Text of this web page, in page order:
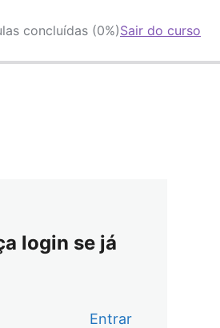
concluídas (0%)Sair do curso
login se já
Entrar